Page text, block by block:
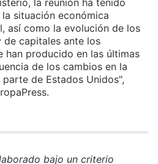
situación económica
así como la evolución de los
de capitales ante los
han producido en las últimas
de los cambios en la
de Estados Unidos",
bajo un criterio